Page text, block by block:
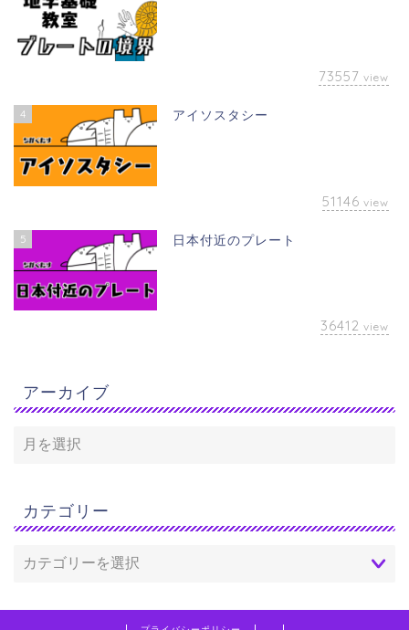
73557 view
4 アイソスタシー
51146 view
5 日本付近のプレート
36412 view
アーカイブ
カテゴリー